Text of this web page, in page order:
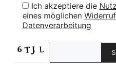
Ich akzeptiere die
eines möglichen Widerruf
Datenverarbeitung